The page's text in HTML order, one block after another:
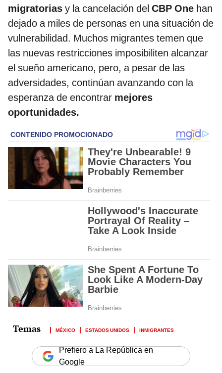
migratorias y la cancelación del CBP One han
dejado a miles de personas en una situación de
vulnerabilidad. Muchos migrantes temen que
las nuevas restricciones imposibiliten alcanzar
el sueño americano, pero, a pesar de las
adversidades, continúan avanzando con la
esperanza de encontrar mejores
oportunidades.
MÉXICO ESTADOS UNIDOS INMIGRANTES
Prefiero a La República en
Google